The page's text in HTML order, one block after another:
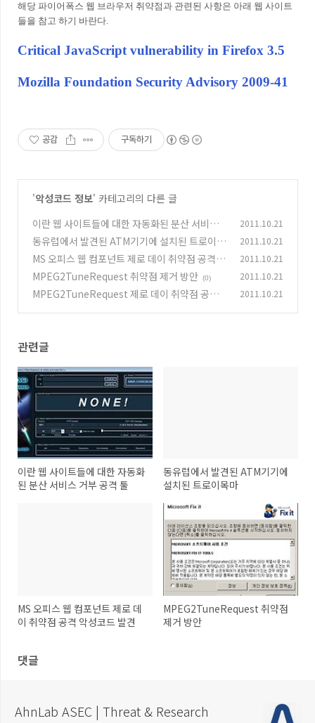
해당 파이어폭스 웹 브라우저 취약점과 관련된 사항은 아래 웹 사이트
들을 참고 하기 바란다.
Critical JavaScript vulnerability in Firefox 3.5
Mozilla Foundation Security Advisory 2009-41
공감 구독하기
'악성코드 정보' 카테고리의 다른 글
이란 웹 사이트들에 대한 자동화된 분산 서비스
거부 공격 툴 (0)
2011.10.21
동유럽에서 발견된 ATM기기에 설치된 트로이목
마
(0)
2011.10.21
MS 오피스 웹 컴포넌트 제로 데이 취약점 공격 악
성코드 발견 (0)
2011.10.21
MPEG2TuneRequest 취약점 제거 방안 (0) 2011.10.21
MPEG2TuneRequest 제로 데이 취약점 공격
2011.10.21
관련글
이란 웹 사이트들에 대한 자동화
된 분산 서비스 거부 공격 툴
동유럽에서 발견된 ATM기기에
설치된 트로이목마
MS 오피스 웹 컴포넌트 제로 데
이 취약점 공격 악성코드 발견
MPEG2TuneRequest 취약점
제거 방안
댓글
AhnLab ASEC | Threat & Research